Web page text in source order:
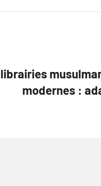
modernes :